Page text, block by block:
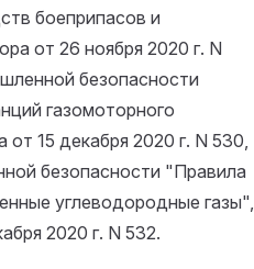
боеприпасов и
от 26 ноября 2020 г. N
безопасности
газомоторного
15 декабря 2020 г. N 530,
безопасности "Правила
углеводородные газы",
2020 г. N 532.